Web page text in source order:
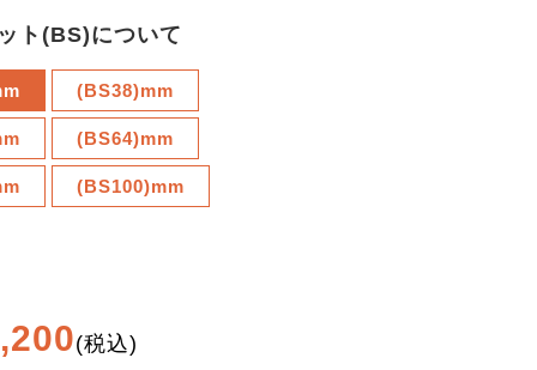
ト(BS)について
(BS38)mm
(BS64)mm
(BS100)mm
(税込)